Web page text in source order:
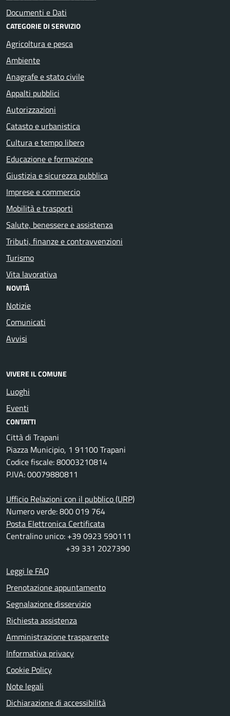
Documenti e Dati
CATEGORIE DI SERVIZIO
Agricoltura e pesca
Ambiente
Anagrafe e stato civile
Appalti pubblici
Autorizzazioni
Catasto e urbanistica
Cultura e tempo libero
Educazione e formazione
Giustizia e sicurezza pubblica
Imprese e commercio
Mobilità e trasporti
Salute, benessere e assistenza
Tributi, finanze e contravvenzioni
Turismo
Vita lavorativa
NOVITÀ
Notizie
Comunicati
Avvisi
VIVERE IL COMUNE
Luoghi
Eventi
CONTATTI
Città di Trapani
Piazza Municipio, 1 91100 Trapani
Codice fiscale: 80003210814
P.IVA: 00079880811
Ufficio Relazioni con il pubblico (URP)
Numero verde: 800 019 764
Posta Elettronica Certificata
Centralino unico: +39 0923 590111
+39 331 2027390
Leggi le FAQ
Prenotazione appuntamento
Segnalazione disservizio
Richiesta assistenza
Amministrazione trasparente
Informativa privacy
Cookie Policy
Note legali
Dichiarazione di accessibilità